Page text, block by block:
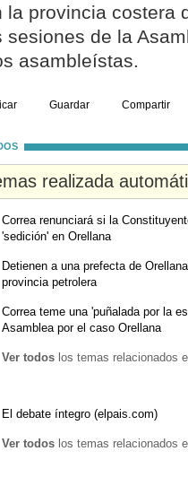
la provincia costera
sesiones de la
asambleístas.
Guardar Compartir
realizada
Correa renunciará si la
'sedición' en Orellana
Detienen a una prefecta de
provincia petrolera
Correa teme una 'puñalada por la
Asamblea por el caso Orellana
Ver todos los temas relacionados
El debate íntegro (elpais.com)
Ver todos los temas relacionados